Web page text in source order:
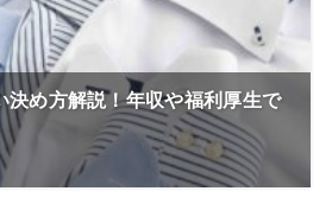
決め方解説！年収や福利厚生で